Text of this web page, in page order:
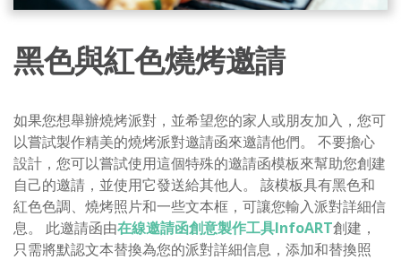
黑色與紅色燒烤邀請
如果您想舉辦燒烤派對，並希望您的家人或朋友加入，您可
以嘗試製作精美的燒烤派對邀請函來邀請他們。 不要擔心
設計，您可以嘗試使用這個特殊的邀請函模板來幫助您創建
自己的邀請，並使用它發送給其他人。 該模板具有黑色和
紅色色調、燒烤照片和一些文本框，可讓您輸入派對詳細信
息。 此邀請函由在線邀請函創意製作工具InfoART創建，
只需將默認文本替換為您的派對詳細信息，添加和替換照